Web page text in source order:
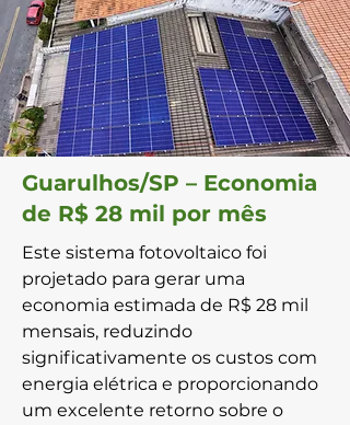
Guarulhos/SP – Economia
de R$ 28 mil por mês
Este sistema fotovoltaico foi
projetado para gerar uma
economia estimada de R$ 28 mil
mensais, reduzindo
significativamente os custos com
energia elétrica e proporcionando
um excelente retorno sobre o